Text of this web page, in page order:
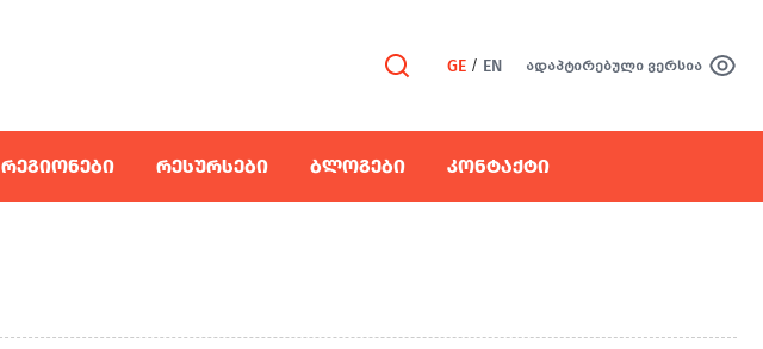
GE / EN ადაპტირებული ვერსია
ᲠᲔᲒᲘᲝᲜᲔᲑᲘ ᲠᲔᲡᲣᲠᲡᲔᲑᲘ ᲑᲚᲝᲒᲔᲑᲘ ᲙᲝᲜᲢᲐᲥᲢᲘ